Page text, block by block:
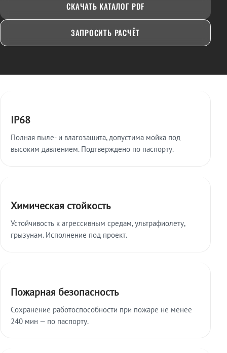
СКАЧАТЬ КАТАЛОГ PDF
ЗАПРОСИТЬ РАСЧЁТ
IP68
Полная пыле- и влагозащита, допустима мойка под
высоким давлением. Подтверждено по паспорту.
Химическая стойкость
Устойчивость к агрессивным средам, ультрафиолету,
грызунам. Исполнение под проект.
Пожарная безопасность
Сохранение работоспособности при пожаре не менее
240 мин — по паспорту.